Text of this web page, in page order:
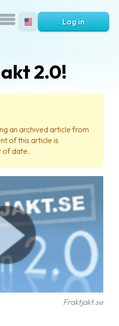
Log in
2.0!
an archived article from
of this article is
of date.
Fraktjakt.se